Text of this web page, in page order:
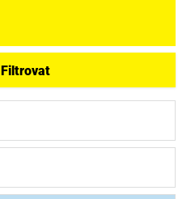
Filtrovat